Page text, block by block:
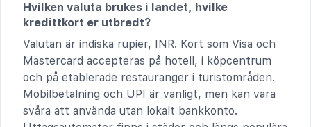
Hvilken valuta brukes i landet, hvilke
kredittkort er utbredt?
Valutan är indiska rupier, INR. Kort som Visa och
Mastercard accepteras på hotell, i köpcentrum
och på etablerade restauranger i turistområden.
Mobilbetalning och UPI är vanligt, men kan vara
svåra att använda utan lokalt bankkonto.